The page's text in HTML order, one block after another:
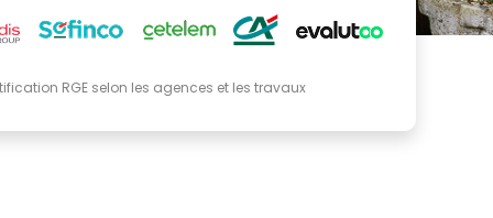
RGE selon les agences et les travaux